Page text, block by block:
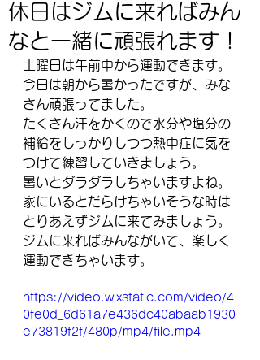
休日はジムに来ればみん
なと一緒に頑張れます！
土曜日は午前中から運動できます。
今日は朝から暑かったですが、みな
さん頑張ってました。
たくさん汗をかくので水分や塩分の
補給をしっかりしつつ熱中症に気を
つけて練習していきましょう。
暑いとダラダラしちゃいますよね。
家にいるとだらけちゃいそうな時は
とりあえずジムに来てみましょう。
ジムに来ればみんながいて、楽しく
運動できちゃいます。
https://video.wixstatic.com/video/4
0fe0d_6d61a7e436dc40abaab1930
e73819f2f/480p/mp4/file.mp4